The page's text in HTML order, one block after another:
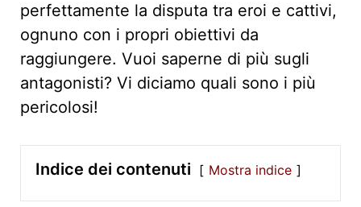
perfettamente la disputa tra eroi e cattivi,
ognuno con i propri obiettivi da
raggiungere. Vuoi saperne di più sugli
antagonisti? Vi diciamo quali sono i più
pericolosi!
Indice dei contenuti Mostra indice